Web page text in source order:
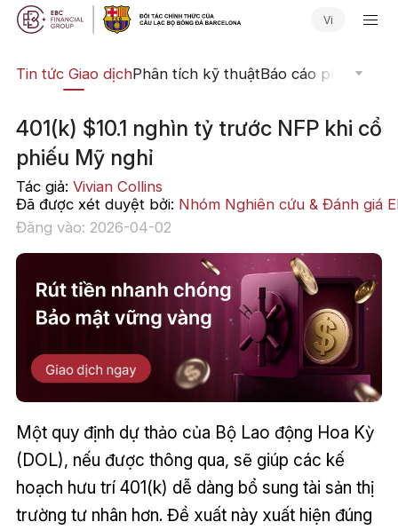
Vi
Tin tức Giao dịchPhân tích kỹ thuậtBáo cáo phân tích
401(k) $10.1 nghìn tỷ trước NFP khi cổ
phiếu Mỹ nghỉ
Tác giả: Vivian Collins
Đã được xét duyệt bởi: Nhóm Nghiên cứu & Đánh giá
Đăng vào: 2026-04-02
Một quy định dự thảo của Bộ Lao động Hoa Kỳ
(DOL), nếu được thông qua, sẽ giúp các kế
hoạch hưu trí 401(k) dễ dàng bổ sung tài sản thị
trường tư nhân hơn. Đề xuất này xuất hiện đúng